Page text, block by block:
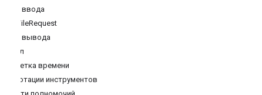
Схема ввода
GetFileRequest
Схема вывода
Файл
Отметка времени
Аннотации инструментов